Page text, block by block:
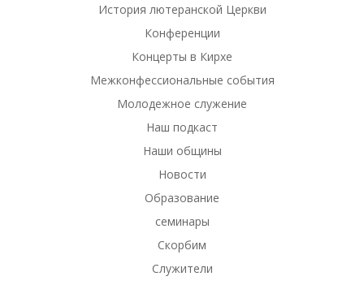
История лютеранской Церкви
Конференции
Концерты в Кирхе
Межконфессиональные события
Молодежное служение
Наш подкаст
Наши общины
Новости
Образование
семинары
Скорбим
Служители